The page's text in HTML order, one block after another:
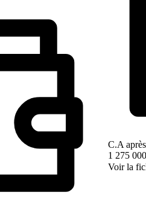
C.A
1 275
Voir la